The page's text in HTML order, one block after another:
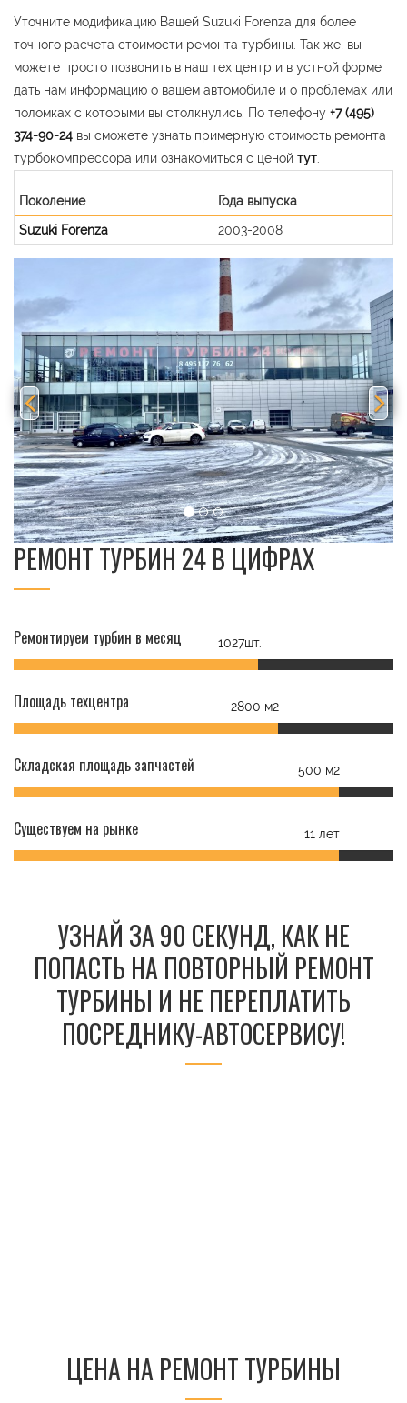
Уточните модификацию Вашей Suzuki Forenza для более
точного расчета стоимости ремонта турбины. Так же, вы
можете просто позвонить в наш тех центр и в устной форме
дать нам информацию о вашем автомобиле и о проблемах или
поломках с которыми вы столкнулись. По телефону +7 (495)
374-90-24 вы сможете узнать примерную стоимость ремонта
турбокомпрессора или ознакомиться с ценой тут
Поколение
Года выпуска
Suzuki Forenza
2003-2008
РЕМОНТ ТУРБИН 24 В ЦИФРАХ
Ремонтируем турбин в месяц 1027шт.
Площадь техцентра 2800 м2
Складская площадь запчастей 500 м2
Существуем на рынке 11 лет
УЗНАЙ ЗА 90 СЕКУНД, КАК НЕ
ПОПАСТЬ НА ПОВТОРНЫЙ РЕМОНТ
ТУРБИНЫ И НЕ ПЕРЕПЛАТИТЬ
ПОСРЕДНИКУ-АВТОСЕРВИСУ!
ЦЕНА НА РЕМОНТ ТУРБИНЫ